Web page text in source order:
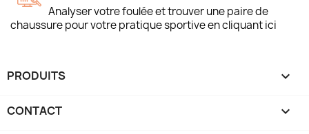
Analyser votre foulée et trouver une paire de
chaussure pour votre pratique sportive en cliquant ici
PRODUITS 
CONTACT 